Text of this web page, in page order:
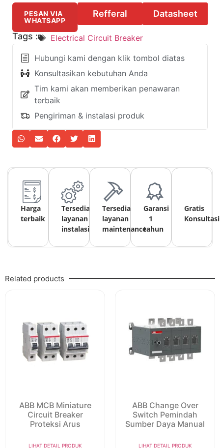
PESAN VIA
WHATSAPP
Refferal Datasheet
Tags : Electrical Circuit Breaker
Hubungi kami dengan klik tombol diatas
Konsultasikan kebutuhan Anda
Tim kami akan memberikan penawaran
terbaik
Pengiriman & instalasi produk
Harga
terbaik
Tersedia
layanan
instalasi
Tersedia
layanan
maintenance
Garansi
1
tahun
Gratis
Konsultasi
Related products
ABB MCB Miniature
Circuit Breaker
Proteksi Arus
LIHAT DETAIL PRODUK
ABB Change Over
Switch Pemindah
Sumber Daya Manual
LIHAT DETAIL PRODUK